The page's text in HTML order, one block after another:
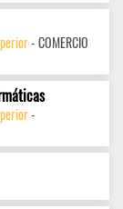
- COMERCIO
-